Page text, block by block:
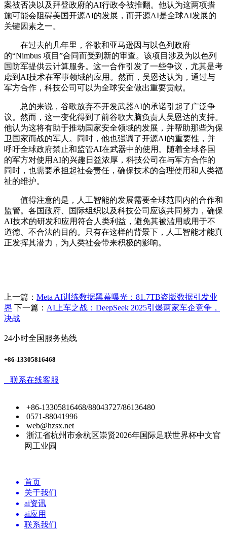
案被否决以及拜登政府的AI行政令被推翻。他认为这两项措
施可能会阻碍美国开源AI的发展，而开源AI是全球AI发展的
关键因素之一。
在过去的几年里，谷歌和亚马逊因与以色列政府
的“Nimbus 项目”合同而受到新的审查。该项目涉及为以色列
国防军提供云计算服务。这一合作引发了一些争议，尤其是考
虑到AI技术在军事领域的应用。然而，吴恩达认为，通过与
军方合作，科技公司可以为全球安全做出重要贡献。
总的来说，谷歌放弃不开发武器AI的承诺引起了广泛争
议。然而，这一变化得到了前谷歌大脑负责人吴恩达的支持。
他认为这将有助于推动国家安全领域的发展，并帮助那些为保
卫国家而战的军人。同时，他也强调了开源AI的重要性，并
呼吁全球政府禁止和监管AI在武器中的使用。随着全球各国
的军方对使用AI的兴趣日益浓厚，科技公司在与军方合作的
同时，也需要承担起社会责任，确保技术的合理使用和人类福
祉的维护。
值得注意的是，人工智能的发展需要全球范围内的合作和
监管。各国政府、国际组织以及科技公司应该共同努力，确保
AI技术的研发和应用符合人类利益，避免其被滥用或用于不
道德、不合法的目的。只有在这样的背景下，人工智能才能真
正发挥其潜力，为人类社会带来积极的影响。
上一篇： Meta AI训练数据黑幕曝光：81.7TB盗版数据引发业
界 下一篇： AI上车之战：DeepSeek 2025引爆两家车企竞争，
决战
24小时全国服务热线
+86-13305816468
联系在线客服
+86-13305816468/88043727/86136480
0571-88041996
web@hzsx.net
浙江省杭州市余杭区崇贤2026年国际足联世界杯中文官
网工业园
首页
关于我们
ai资讯
ai应用
联系我们